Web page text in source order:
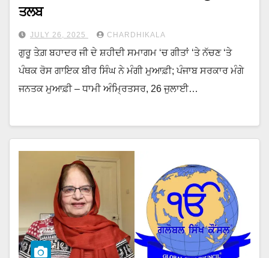
ਤਲਬ
JULY 26, 2025 CHARDHIKALA
ਗੁਰੂ ਤੇਗ਼ ਬਹਾਦਰ ਜੀ ਦੇ ਸ਼ਹੀਦੀ ਸਮਾਗਮ ‘ਚ ਗੀਤਾਂ ‘ਤੇ ਨੱਚਣ ‘ਤੇ
ਪੰਥਕ ਰੋਸ ਗਾਇਕ ਬੀਰ ਸਿੰਘ ਨੇ ਮੰਗੀ ਮੁਆਫ਼ੀ; ਪੰਜਾਬ ਸਰਕਾਰ ਮੰਗੇ
ਜਨਤਕ ਮੁਆਫ਼ੀ – ਧਾਮੀ ਅੰਮ੍ਰਿਤਸਰ, 26 ਜੁਲਾਈ…